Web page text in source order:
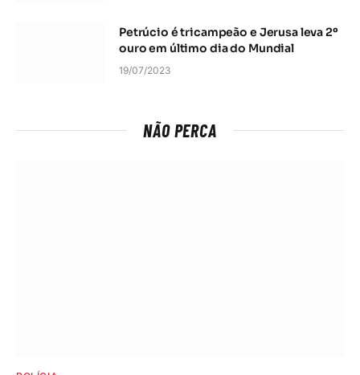
Petrúcio é tricampeão e Jerusa leva 2º
ouro em último dia do Mundial
19/07/2023
NÃO PERCA